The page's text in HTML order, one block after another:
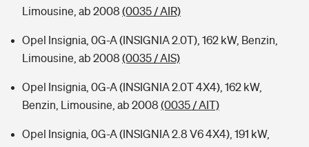
Kinderunfall-Check: Mehr Sicherheit für deine Kids
Sie haben Fragen?
Limousine, ab 2008 (0035 / AIR)
Opel Insignia, 0G-A (INSIGNIA 2.0T), 162 kW, Benzin,
Limousine, ab 2008 (0035 / AIS)
Opel Insignia, 0G-A (INSIGNIA 2.0T 4X4), 162 kW,
Benzin, Limousine, ab 2008 (0035 / AIT)
Opel Insignia, 0G-A (INSIGNIA 2.8 V6 4X4), 191 kW,